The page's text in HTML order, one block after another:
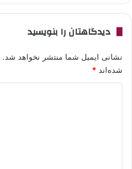
دیدگاهتان را بنویسید
نشانی ایمیل شما منتشر نخواهد شد.
شده‌اند *